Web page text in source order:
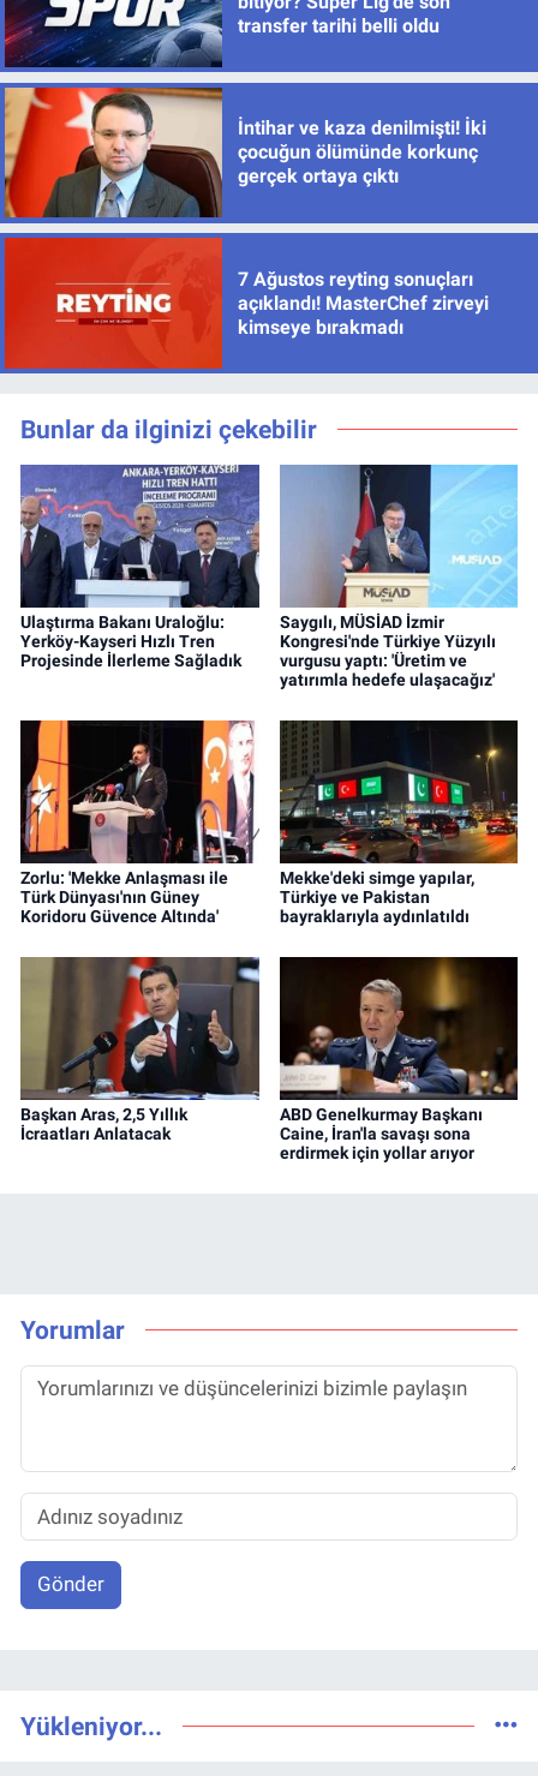
transfer tarihi belli oldu
İntihar ve kaza denilmişti! İki
çocuğun ölümünde korkunç
gerçek ortaya çıktı
7 Ağustos reyting sonuçları
açıklandı! MasterChef zirveyi
kimseye bırakmadı
Bunlar da ilginizi çekebilir
Ulaştırma Bakanı Uraloğlu:
Yerköy-Kayseri Hızlı Tren
Projesinde İlerleme Sağladık
Saygılı, MÜSİAD İzmir
Kongresi'nde Türkiye Yüzyılı
vurgusu yaptı: 'Üretim ve
yatırımla hedefe ulaşacağız'
Zorlu: 'Mekke Anlaşması ile
Türk Dünyası'nın Güney
Koridoru Güvence Altında'
Mekke'deki simge yapılar,
Türkiye ve Pakistan
bayraklarıyla aydınlatıldı
Başkan Aras, 2,5 Yıllık
İcraatları Anlatacak
ABD Genelkurmay Başkanı
Caine, İran'la savaşı sona
erdirmek için yollar arıyor
Yorumlar
Gönder
Yükleniyor...